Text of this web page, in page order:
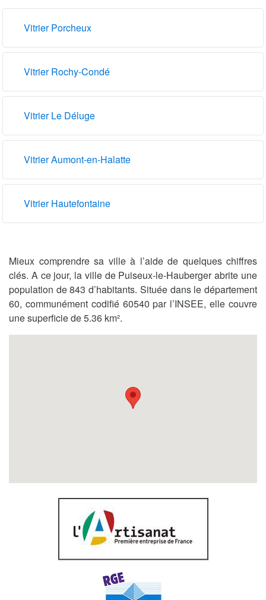
Vitrier Porcheux
Vitrier Rochy-Condé
Vitrier Le Déluge
Vitrier Aumont-en-Halatte
Vitrier Hautefontaine
Mieux comprendre sa ville à l’aide de quelques chiffres
clés. A ce jour, la ville de Puiseux-le-Hauberger abrite une
population de 843 d’habitants. Située dans le département
60, communément codifié 60540 par l’INSEE, elle couvre
une superficie de 5.36 km².